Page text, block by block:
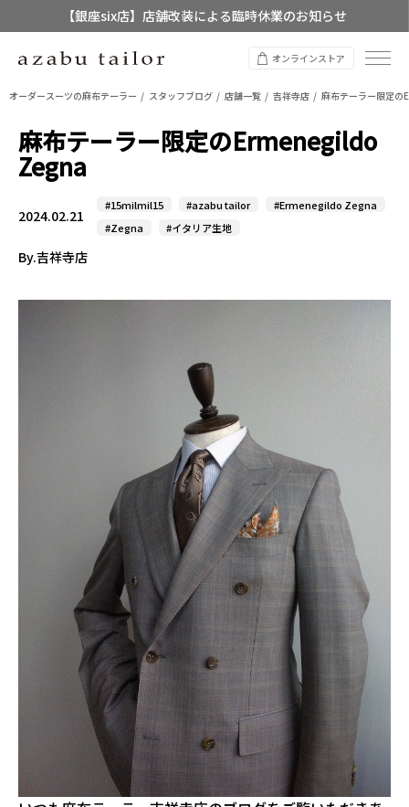
【店舗限定】レディースオーダースーツ
8/12~8/16 夏季休業のお知らせ
オンラインストア
オーダースーツの麻布テーラー スタッフブログ 店舗一覧 吉祥寺店 麻布テーラー限定
麻布テーラー限定のErmenegildo
Zegna
2024.02.21
#15milmil15 #azabu tailor
#Ermenegildo Zegna
#Zegna
#イタリア生地
By.吉祥寺店